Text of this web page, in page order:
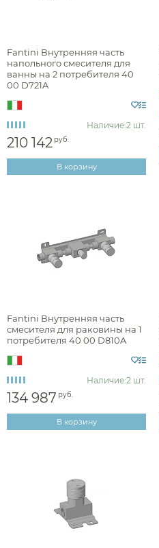
есть в наличии
Цвет
хром
нержавеющая сталь
никель
латунь
медь
Фактура
брашированная
глянцевая
матовая
hi-tech
Fantini Внутренняя часть
напольного смесителя для
ванны на 2 потребителя 40
00 D721A
Наличие:2 шт.
210 142 руб.
В корзину
Fantini Внутренняя часть
смесителя для раковины на 1
потребителя 40 00 D810A
Наличие:2 шт.
134 987 руб.
В корзину